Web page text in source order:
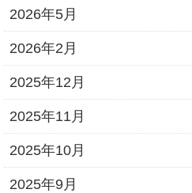
2026年5月
2026年2月
2025年12月
2025年11月
2025年10月
2025年9月